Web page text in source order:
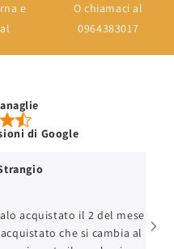
e
O chiamaci al
0964383017
di Google
acquistato il 2 del mese, hanno
che si cambia al